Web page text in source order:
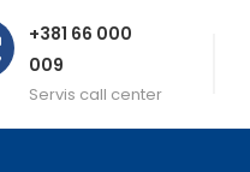
+381 66 000
009
Servis call center